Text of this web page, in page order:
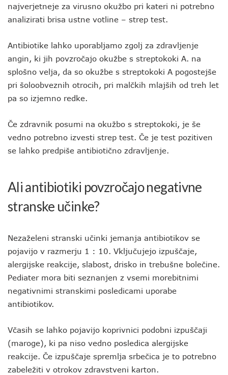
najverjetneje za virusno okužbo pri kateri ni potrebno
analizirati brisa ustne votline – strep test.
Antibiotike lahko uporabljamo zgolj za zdravljenje
angin, ki jih povzročajo okužbe s streptokoki A. na
splošno velja, da so okužbe s streptokoki A pogostejše
pri šoloobveznih otrocih, pri malčkih mlajših od treh let
pa so izjemno redke.
Če zdravnik posumi na okužbo s streptokoki, je še
vedno potrebno izvesti strep test. Če je test pozitiven
se lahko predpiše antibiotično zdravljenje.
Ali antibiotiki povzročajo negativne
stranske učinke?
Nezaželeni stranski učinki jemanja antibiotikov se
pojavijo v razmerju 1 : 10. Vključujejo izpuščaje,
alergijske reakcije, slabost, drisko in trebušne bolečine.
Pediater mora biti seznanjen z vsemi morebitnimi
negativnimi stranskimi posledicami uporabe
antibiotikov.
Včasih se lahko pojavijo koprivnici podobni izpuščaji
(maroge), ki pa niso vedno posledica alergijske
reakcije. Če izpuščaje spremlja srbečica je to potrebno
zabeležiti v otrokov zdravstveni karton.